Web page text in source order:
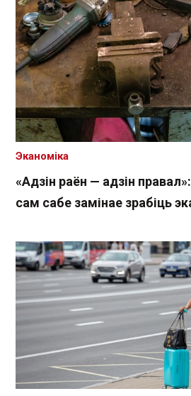
«Адзін раён — адзін
сам сабе замінае зрабіць
Эканоміка